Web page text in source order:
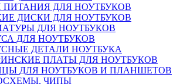
ПИТАНИЯ ДЛЯ НОУТБУКОВ
ДИСКИ ДЛЯ НОУТБУКОВ
ДЛЯ НОУТБУКОВ
ДЛЯ НОУТБУКОВ
ДЕТАЛИ НОУТБУКА
ПЛАТЫ ДЛЯ НОУТБУКОВ
ДЛЯ НОУТБУКОВ И ПЛАНШЕТОВ
ЧИПЫ